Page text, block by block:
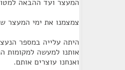
המעצר ועד ההבאה
צמצמנו את ימי המעצר
היתה עלייה במספר
אותנו למעשה למקומות
ואנחנו עוצרים אותם.